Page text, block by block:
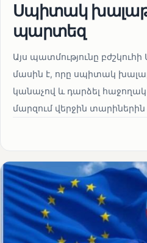
Սպիտակ
պարտեզ
Այս պատմությունը բժշկուհի
մասին է, որը սպիտակ
կանաչով և դարձել հաջողակ
մարզում վերջին